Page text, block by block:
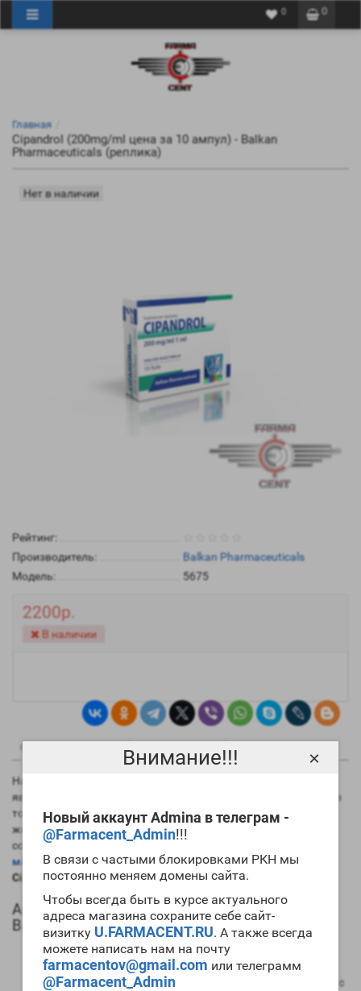
Внимание!!!
Новый аккаунт Admina в телеграм -
@Farmacent_Admin!!!
В связи с частыми блокировками РКН мы
постоянно меняем домены сайта.
Чтобы всегда быть в курсе актуального
адреса магазина сохраните себе сайт-
визитку U.FARMACENT.RU. А также всегда
можете написать нам на почту
farmacentov@gmail.com или телеграмм
@Farmacent_Admin
×
0
0
Главная
Cipandrol (200mg/ml цена за 10 ампул) - Balkan
Pharmaceuticals (реплика)
Нет в наличии
Рейтинг:
Производитель:
Balkan Pharmaceuticals
Модель:
5675
2200р.
В наличии
Описание Отзывы0 0
На данный момент самым длинным эфиром тестостерона
является именно ципионат. Это хорошо в плане его силы, но в
то же время вызывает сильную задержку в организме
жидкости. Практически всегда препарат используется в
сочетании с другими ААС. Если вам необходим
массонаборный цикл, то для его проведения стоиткупить
Cipandrol 200mg Balkan Pharmaceuticals.
Анаболический профиль Cipandrol 200mg
Balkan Pharmaceuticals
Анаболическая активность – 100 процентов в
сравнении мужским гормоном;
Андрогенная активность – 100 процентов в сравнении с